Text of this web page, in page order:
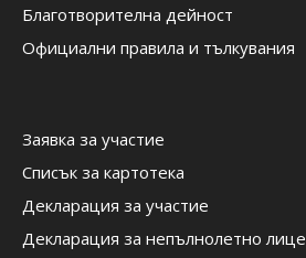
Благотворителна дейност
Официални правила и тълкувания
Заявка за участие
Списък за картотека
Декларация за участие
Декларация за непълнолетно лице